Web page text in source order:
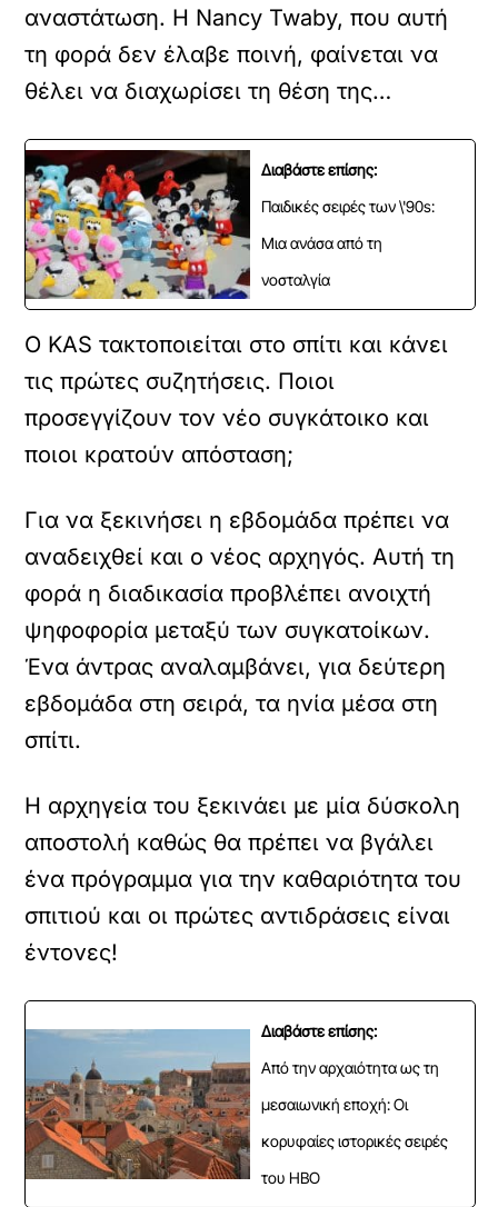
αναστάτωση. Η Nancy Twaby, που αυτή
τη φορά δεν έλαβε ποινή, φαίνεται να
θέλει να διαχωρίσει τη θέση της…
Διαβάστε επίσης:
Παιδικές σειρές των \'90s:
Μια ανάσα από τη
νοσταλγία
Ο KAS τακτοποιείται στο σπίτι και κάνει
τις πρώτες συζητήσεις. Ποιοι
προσεγγίζουν τον νέο συγκάτοικο και
ποιοι κρατούν απόσταση;
Για να ξεκινήσει η εβδομάδα πρέπει να
αναδειχθεί και ο νέος αρχηγός. Αυτή τη
φορά η διαδικασία προβλέπει ανοιχτή
ψηφοφορία μεταξύ των συγκατοίκων.
Ένα άντρας αναλαμβάνει, για δεύτερη
εβδομάδα στη σειρά, τα ηνία μέσα στη
σπίτι.
Η αρχηγεία του ξεκινάει με μία δύσκολη
αποστολή καθώς θα πρέπει να βγάλει
ένα πρόγραμμα για την καθαριότητα του
σπιτιού και οι πρώτες αντιδράσεις είναι
έντονες!
Διαβάστε επίσης:
Από την αρχαιότητα ως τη
μεσαιωνική εποχή: Οι
κορυφαίες ιστορικές σειρές
του HBO